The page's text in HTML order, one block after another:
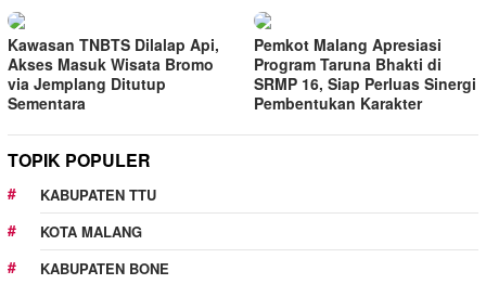
Kawasan TNBTS Dilalap Api,
Akses Masuk Wisata Bromo
via Jemplang Ditutup
Sementara
Pemkot Malang Apresiasi
Program Taruna Bhakti di
SRMP 16, Siap Perluas Sinergi
Pembentukan Karakter
TOPIK POPULER
KABUPATEN TTU
KOTA MALANG
KABUPATEN BONE